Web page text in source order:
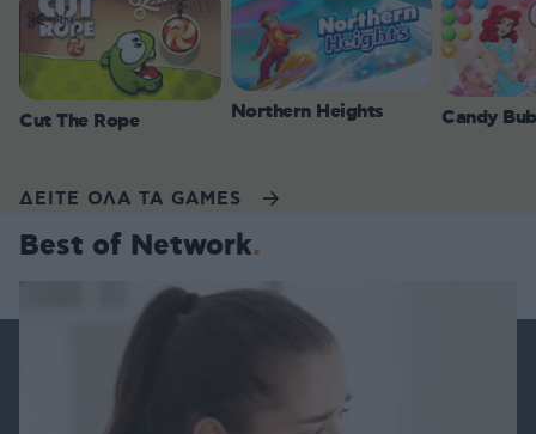
Cut The Rope Northern Heights Candy
ΔΕΙΤΕ ΟΛΑ ΤΑ GAMES
Best of Network